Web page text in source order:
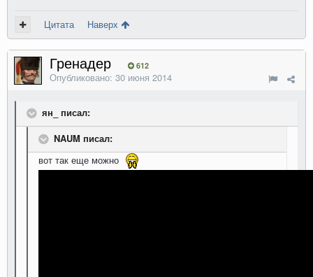
Цитата Наверх
Гренадер 612
Опубликовано: 30 июня 2014
ян_ писал:
NAUM писал:
вот так еще можно